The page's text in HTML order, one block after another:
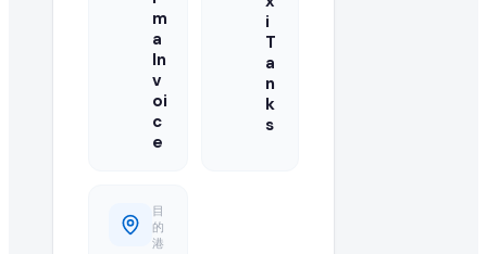
成功的报价提供有竞争力的批量价格、清晰的贸易就绪条款
在 EximNext 查看采购需求是否免费?
浏览采购需求目录是免费的。但提交报价和获取高级买家联
m
a
In
v
oi
c
e
i
T
a
n
k
s
目
的
港